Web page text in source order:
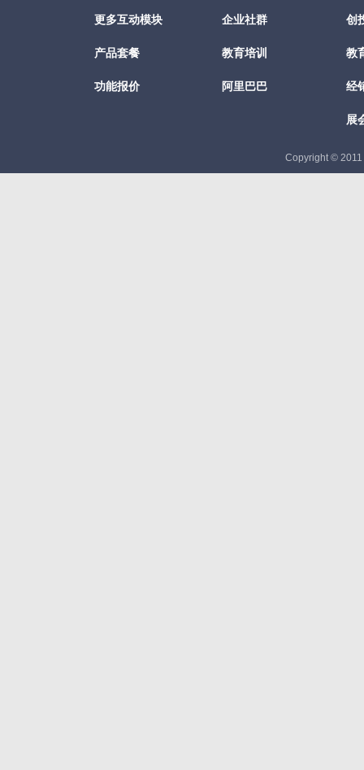
更多互动模块
产品套餐
功能报价
企业社群
教育培训
阿里巴巴
创
教
经
展
Copyright © 2011